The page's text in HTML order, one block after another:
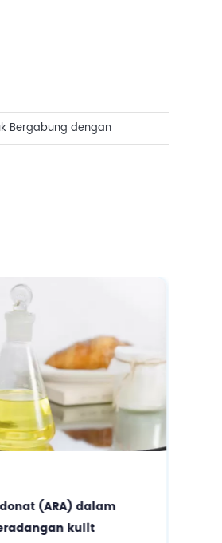
Bergabung dengan
(ARA) dalam
kulit